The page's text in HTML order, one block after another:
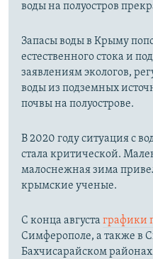
воды на полуостров
Запасы воды в Крыму
естественного стока и
заявлениям экологов,
воды из подземных
почвы на полуострове.
В 2020 году ситуация с
стала критической.
малоснежная зима
крымские ученые.
С конца августа графики
Симферополе, а также в
Бахчисарайском